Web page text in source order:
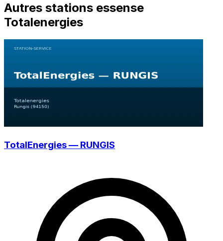
Autres stations essense
Totalenergies
TotalEnergies — RUNGIS